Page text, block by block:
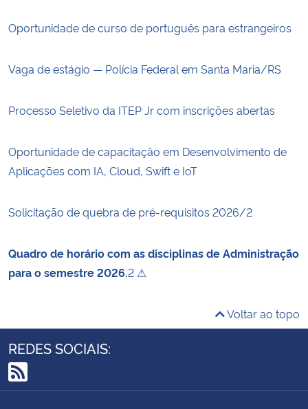
Oportunidade de curso de português para estrangeiros
Vaga de estágio — Polícia Federal em Santa Maria/RS
Processo Seletivo da ITEP Jr com inscrições abertas
Oportunidade de capacitação em Desenvolvimento de
Aplicações com IA, Cloud, Swift e IoT
Solicitação de quebra de pré-requisitos 2026/2
Quadro de horário com as disciplinas de Administração
para o semestre 2026.2 ⚠
Voltar ao topo
REDES SOCIAIS:
RSS